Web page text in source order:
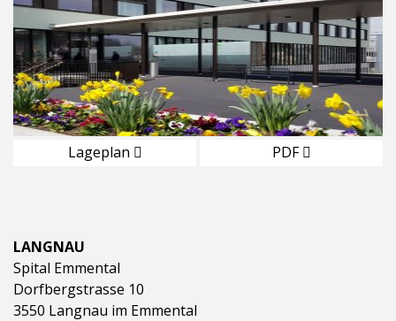
Lageplan PDF
LANGNAU
Spital Emmental
Dorfbergstrasse 10
3550 Langnau im Emmental